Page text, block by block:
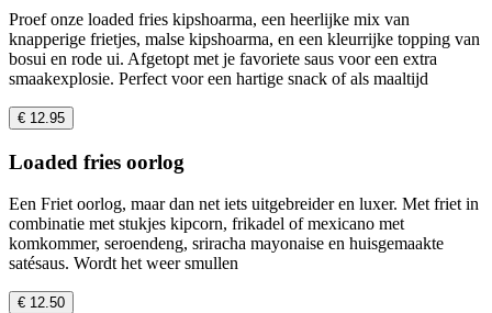
Proef onze loaded fries kipshoarma, een heerlijke mix van
knapperige frietjes, malse kipshoarma, en een kleurrijke topping van
bosui en rode ui. Afgetopt met je favoriete saus voor een extra
smaakexplosie. Perfect voor een hartige snack of als maaltijd
€ 12.95
Loaded fries oorlog
Een Friet oorlog, maar dan net iets uitgebreider en luxer. Met friet in
combinatie met stukjes kipcorn, frikadel of mexicano met
komkommer, seroendeng, sriracha mayonaise en huisgemaakte
satésaus. Wordt het weer smullen
€ 12.50